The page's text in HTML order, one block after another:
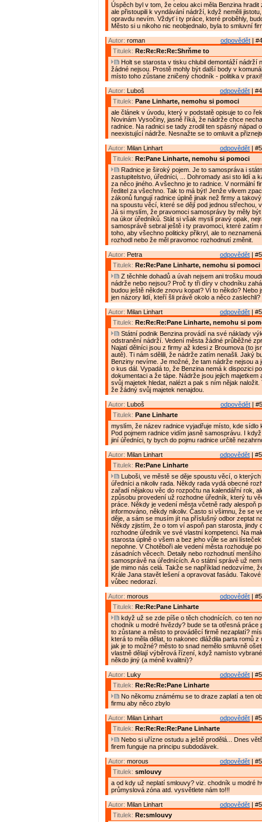
Úspěch byl v tom, že celou akci měla Benzina hradit
ale přistoupili k vyndávání nádrží, když neměli
opravdu nevím. Vždyť i ty práce, které proběhly,
Město si u nikoho nic neobjednalo, byla to smluvní
odpovědět |
Autor: roman
Titulek: Re:Re:Re:Re:Shrňme to
Holt se starosta v tisku chlubil demontáží nádrží
žádné nejsou. Prostě mohly být další body v
místo toho zůstane zničený chodník - politika v praxi!
odpovědět |
Autor: Luboš
Titulek: Pane Linharte, nemohu si pomoci
ale článek v úvodu, který v podstatě opisuje to co
Novinám Vysočiny, jasně říká, že nádrže chce
radnice. Na radnici se tady zrodil ten spásný nápad
neexistující nádrže. Nesnažte se to omluvit a
odpovědět |
Autor: Milan Linhart
Titulek: Re:Pane Linharte, nemohu si pomoci
Radnice je široký pojem. Je to samospráva i
zastupitelstvo, úředníci, ... Dohromady asi sto lidí a
za něco jiného. A všechno je to radnice. V normální
ředitel za všechno. Tak to má být! Jenže vlivem
zákonů fungují radnice úplně jinak než firmy a
na spoustu věcí, které se dějí pod jednou střechou,
Já si myslím, že pravomoci samosprávy by měly
na úkor úředníků. Stát si však myslí pravý opak,
samosprávě sebral ještě i ty pravomoci, které zatím
toho, aby všechno politicky přikryl, ale to
rozhodl nebo že měl pravomoc rozhodnutí změnit.
odpovědět |
Autor: Petra
Titulek: Re:Re:Pane Linharte, nemohu si pomoci
Z těchhle dohadů a úvah nejsem ani trošku
nádrže nebo nejsou? Proč ty tři díry v chodníku
budou ještě někde znovu kopat? Ví to někdo? Nebo
jen názory lidí, kteří šli právě okolo a něco zaslechli?
odpovědět |
Autor: Milan Linhart
Titulek: Re:Re:Re:Pane Linharte, nemohu si
Státní podnik Benzina provádí na své náklady
odstranění nádrží. Vedení města žádné průběžné
Najatí dělníci jsou z firmy až kdesi z Broumova (to
autě). Ti nám sdělili, že nádrže zatím nenašli. Jaký
Benziny nevíme. Je možné, že tam nádrže nejsou a
o kus dál. Vypadá to, že Benzina nemá k dispozici
dokumentaci a že tápe. Nádrže jsou jejich majetkem
svůj majetek hledat, nalézt a pak s ním nějak naložit.
že žádný svůj majetek nenajdou.
odpovědět |
Autor: Luboš
Titulek: Pane Linharte
myslím, že název radnice vyjadřuje místo, kde sídlo
Pod pojmem radnice vidím jasně samosprávu. I
jiní úředníci, ty bych do pojmu radnice určitě
odpovědět |
Autor: Milan Linhart
Titulek: Re:Pane Linharte
Luboši, ve městě se děje spoustu věcí, o
úředníci a nikoliv rada. Někdy rada vydá obecné
zařadí nějakou věc do rozpočtu na kalendářní rok,
způsobu provedení už rozhodne úředník, který tu
práce. Někdy je vedení města včetně rady alespoň
informováno, někdy nikoliv. Často si všimnu, že se
děje, a sám se musím jít na příslušný odbor zeptat
Někdy zjistím, že o tom ví aspoň pan starosta, jindy
rozhodne úředník ve své vlastní kompetenci. Na
starosta úplně o všem a bez jeho vůle se ani
nepohne. V Chotěboři ale vedení města rozhoduje
zásadních věcech. Detaily nebo rozhodnutí
samosprávě na úřednících. A o státní správě už
jde mimo nás celá. Takže se například nedozvíme,
Krále Jana stavět lešení a opravovat fasádu.
vůbec nedorazí.
odpovědět |
Autor: morous
Titulek: Re:Re:Pane Linharte
když už se zde píše o těch chodnících. co ten
chodník u modré hvězdy? bude se ta otřesná práce
to zůstane a město to prováděcí firmě nezaplatí?
která to měla dělat, to nakonec dláždila parta romů z
jak je to možné? město to snad nemělo smluvně
vlastně dělají výběrová řízení, když namísto
někdo jiný (a méně kvalitní)?
odpovědět |
Autor: Luky
Titulek: Re:Re:Re:Pane Linharte
No někomu známému se to draze zaplatí a ten
firmu aby něco zbylo
odpovědět |
Autor: Milan Linhart
Titulek: Re:Re:Re:Re:Pane Linharte
Nebo si uřízne ostudu a ještě prodělá... Dnes
firem funguje na principu subdodávek.
odpovědět |
Autor: morous
Titulek: smlouvy
a od kdy už neplatí smlouvy? viz. chodník u modré
průmyslová zóna atd. vysvětlete nám to!!!
odpovědět |
Autor: Milan Linhart
Titulek: Re:smlouvy